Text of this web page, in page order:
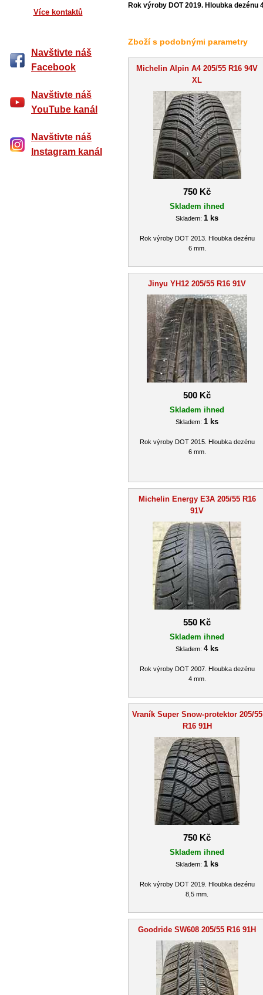
Více kontaktů
Navštivte náš
Facebook
Navštivte náš
YouTube kanál
Navštivte náš
Instagram kanál
Rok výroby DOT 2019. Hloubka dezénu
Zboží s podobnými parametry
Michelin Alpin A4 205/55 R16 94V
XL
750 Kč
Skladem ihned
Skladem: 1 ks
Rok výroby DOT 2013. Hloubka dezénu
6 mm.
Jinyu YH12 205/55 R16 91V
500 Kč
Skladem ihned
Skladem: 1 ks
Rok výroby DOT 2015. Hloubka dezénu
6 mm.
Michelin Energy E3A 205/55 R16
91V
550 Kč
Skladem ihned
Skladem: 4 ks
Rok výroby DOT 2007. Hloubka dezénu
4 mm.
Vraník Super Snow-protektor 205/55
R16 91H
750 Kč
Skladem ihned
Skladem: 1 ks
Rok výroby DOT 2019. Hloubka dezénu
8,5 mm.
Goodride SW608 205/55 R16 91H